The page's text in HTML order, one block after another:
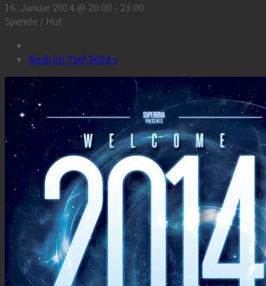
16. Januar 2014 @ 20:00 - 23:00
Spende / Hut
Rock im Torf 2014 »